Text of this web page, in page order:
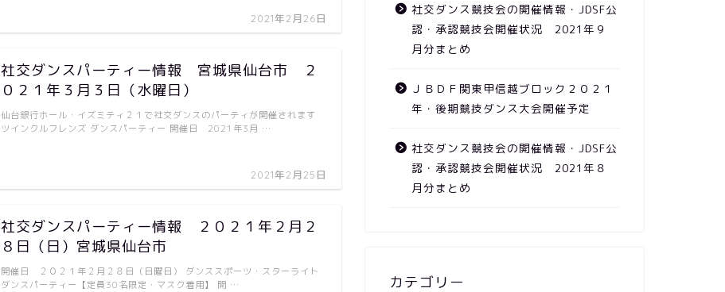
2021年2月26日
社交ダンスパーティー情報 宮城県仙台市 ２
０２１年３月３日（水曜日）
2021年2月25日
仙台銀行ホール・イズミティ２１で社交ダンスのパーティが開催されます
ツインクルフレンズ ダンスパーティー 開催日 2021年3月 …
社交ダンスパーティー情報 ２０２１年２月２
８日（日）宮城県仙台市
開催日 ２０２１年２月２８日（日曜日） ダンススポーツ・スターライト
ダンスパーティー【定員30名限定・マスク着用】 開 …
社交ダンス競技会の開催情報・JDSF公
認・承認競技会開催状況 2021年９
月分まとめ
ＪＢＤＦ関東甲信越ブロック２０２１
年・後期競技ダンス大会開催予定
社交ダンス競技会の開催情報・JDSF公
認・承認競技会開催状況 2021年８
月分まとめ
カテゴリー